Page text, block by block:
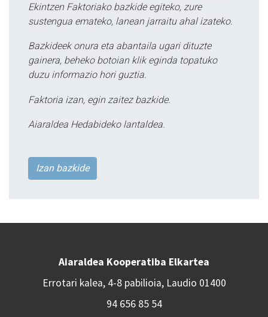
Ekintzen Faktoriako bazkide egiteko, zure
sustengua emateko, lanean jarraitu ahal izateko.
Bazkideek onura eta abantaila ugari dituzte
gainera, beheko botoian klik eginda topatuko
duzu informazio hori guztia.
Faktoria izan, egin zaitez bazkide.
Aiaraldea Hedabideko lantaldea.
Izan bazkide
Aiaraldea Kooperatiba Elkartea
Errotari kalea, 4-8 pabilioia, Laudio 01400
94 656 85 54